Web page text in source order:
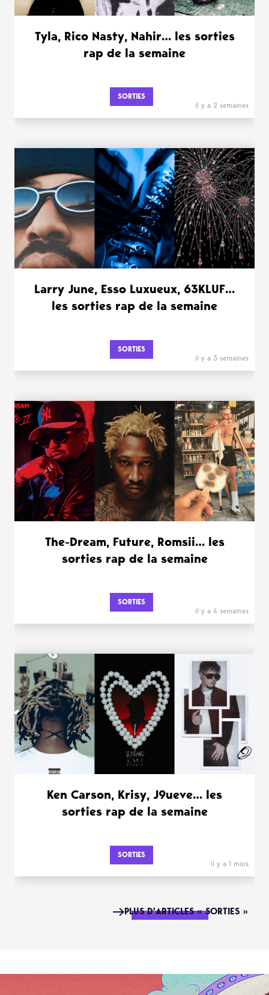
Tyla, Rico Nasty, Nahir… les sorties
rap de la semaine
SORTIES
il y a 2 semaines
Larry June, Esso Luxueux, 63KLUF…
les sorties rap de la semaine
SORTIES
il y a 3 semaines
The-Dream, Future, Romsii… les
sorties rap de la semaine
SORTIES
il y a 4 semaines
Ken Carson, Krisy, J9ueve… les
sorties rap de la semaine
SORTIES
il y a 1 mois
PLUS D'ARTICLES « SORTIES »